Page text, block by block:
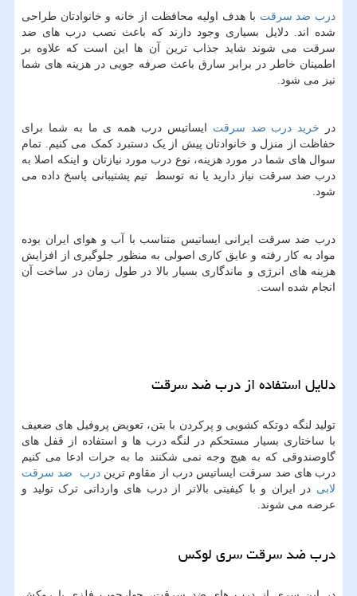
درب ضد سرقت با هدف اولیه محافظت از خانه و خانوادتان طراحی
شده اند. دلایل بسیاری وجود دارند که باعث نصب درب های ضد
سرقت می شوند شاید جذاب ترین آن ها این است که علاوه بر
اطمینان خاطر در برابر سارق باعث صرفه جویی در هزینه های شما
نیز می شود.
در خرید درب ضد سرقت ایساتیس درب همه ی ما به شما برای
حفاظت از منزل و خانوادتان پیش از یک دستبرد کمک می کنیم. تمام
سوال های شما در مورد هزینه، نوع درب مورد نیازتان و اینکه اصلا به
درب ضد سرقت نیاز دارید یا نه توسط تیم پشتیبانی پاسخ داده می
شود.
درب ضد سرقت ایرانی ایساتیس متناسب با آب و هوای ایران بوده
مواد به کار رفته و عایق کاری اصولی به منظور جلوگیری از افزایش
هزینه های انرژی و ماندگاری بسیار بالا در طول زمان در ساخت آن
انجام شده است.
دلایل استفاده از درب ضد سرقت
تولید لنگه دوتکه کشویی و پرکردن با بتن، تعویض پروفیل های ضعیف
با ساختاری بسیار مستحکم در لنگه درب ها و استفاده از قفل های
گاوصندوقی که به هیچ وجه نمی شکنند ما به جرات ادعا می کنیم
درب های ضد سرقت ایساتیس درب از مقاوم تریندرب ضد سرقت
لابی در ایران و با کیفیتی بالاتر از درب های وارداتی ترک تولید و
عرضه می شوند.
درب ضد سرقت سری لوکس